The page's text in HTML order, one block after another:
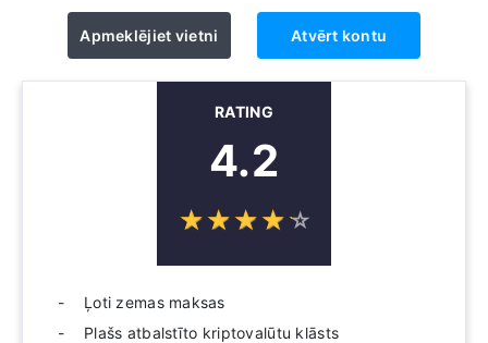
Apmeklējiet vietni Atvērt kontu
RATING
4.2
☆☆☆☆☆
★★★★★
Ļoti zemas maksas
Plašs atbalstīto kriptovalūtu klāsts